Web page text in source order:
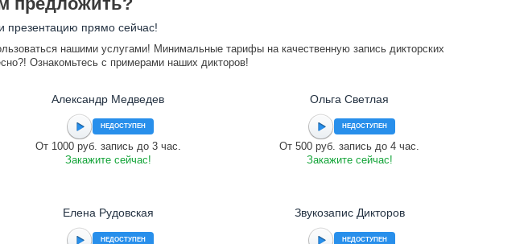
презентацию прямо сейчас!
нашими услугами! Минимальные тарифы на качественную запись дикторских
Ознакомьтесь с примерами наших дикторов!
Александр Медведев
НЕДОСТУПЕН
От 1000 руб. запись до 3 час.
Закажите сейчас!
Ольга Светлая
НЕДОСТУПЕН
От 500 руб. запись до 4 час.
Закажите сейчас!
Елена Рудовская
НЕДОСТУПЕН
Звукозапис Дикторов
НЕДОСТУПЕН